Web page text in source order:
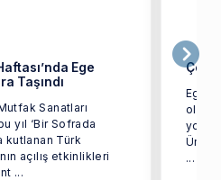
Ege
Taşındı
Sanatları
yıl ‘Bir Sofrada
kutlanan Türk
açılış etkinlikleri
...
Ege
...